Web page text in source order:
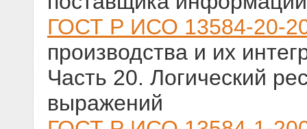
ГОСТ Р ИСО 13584-20-
производства и их
Часть 20. Логический
выражений